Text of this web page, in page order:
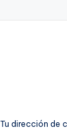
Tu dirección de